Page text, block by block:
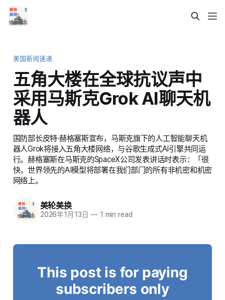
美国新闻速递
五角大楼在全球抗议声中
采用马斯克Grok AI聊天机
器人
国防部长皮特·赫格塞斯宣布，马斯克旗下的人工智能聊天机
器人Grok将接入五角大楼网络，与谷歌生成式AI引擎共同运
行。赫格塞斯在马斯克的SpaceX公司发表讲话时表示：「很
快，世界领先的AI模型将部署在我们部门的所有非机密和机密
网络上。
美轮美换
2026年1月13日 —1 min read
This post is for paying
subscribers only